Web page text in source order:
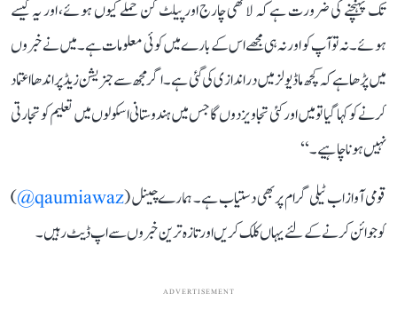
تک پہنچنے کی ضرورت ہے کہ لاٹھی چارج اور پیلٹ گن حملے کیوں ہوئے، اور یہ کیسے
ہوئے۔ نہ تو آپ کو اور نہ ہی مجھے اس کے بارے میں کوئی معلومات ہے۔ میں نے خبروں
میں پڑھا ہے کہ کچھ ماڈیولز میں دراندازی کی گئی ہے۔ اگر مجھ سے جنریشن زیڈ پر اندھا اعتماد
کرنے کو کہا گیا تو میں اور کئی تجاویز دوں گا جس میں ہندوستانی اسکولوں میں تعلیم کو تجارتی
نہیں ہونا چاہیے۔‘‘
قومی آواز اب ٹیلی گرام پر بھی دستیاب ہے۔ ہمارے چینل (qaumiawaz@
)
کو جوائن کرنے کے لئے یہاں کلک کریں اور تازہ ترین خبروں سے اپ ڈیٹ رہیں۔
ADVERTISEMENT